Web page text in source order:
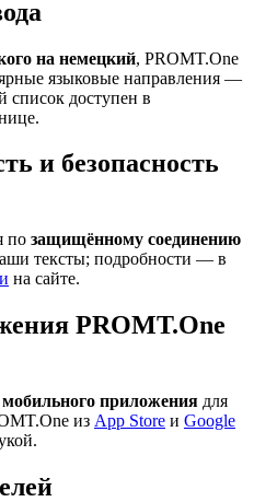
на немецкий, PROMT.One
языковые направления —
список доступен в
и безопасность
по защищённому соединению
тексты; подробности — в
на сайте.
PROMT.One
мобильного приложения для
из App Store и Google